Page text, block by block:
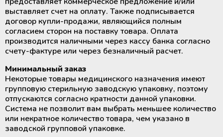
Экстракторы для разделения
крови на компоненты
Выжиматели (прокатыватели)
трубок контейнеров для крови
Стенд для контроля за процессом
лейкофильтрации крови
Центрифуги для банков крови
Лабораторные климатические
камеры
Медицинские ТермоСумки и
ТермоКонтейнеры
Медицинские аккумуляторы
холода и тепла
Регистраторы температуры
Климатические камеры
лабораторные
Инкубаторы СО2
Анализаторы лабораторные и
медицинские
стерилизаторы от 60 до 100 литров
Сушильные шкафы
Термосварочные аппараты
Ультразвуковые очистители
Мебель с нержавеющей сталі
Медицинское оборудование и
расходные материалы для
трансплантации органов
выставляет счет на оплату. Также подписывается
договор купли-продажи, являющийся полным
согласием сторон на поставку товара. Оплата
производится наличными через кассу банка согласно
счету-фактуре или через безналичный расчет.
Минимальный заказ
Некоторые товары медицинского назначения имеют
групповую стерильную заводскую упаковку, поэтому
отпускаются согласно кратности данной упаковки.
Система не позволит вам выбрать меньшее количество
или некратное количество товара, чем указано в
заводской групповой упаковке.